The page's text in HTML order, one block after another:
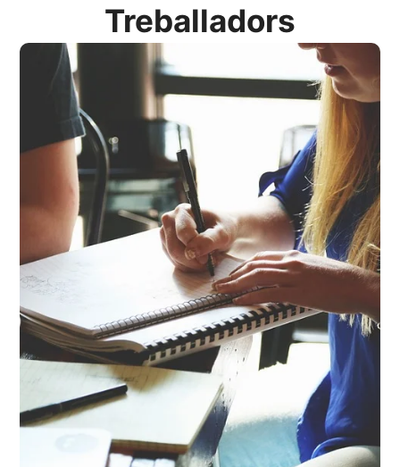
Treballadors
La millor assegurança de
vida per a empleats
Una assegurança de vida ajuda a protegir les
famílies que depenen del cap de família. Si vols
donar el millor als teus empleats, cònjuges i
fills, contracta l’assegurança de vida per a
treballadors d’Allianz:
-4 plans per triar i les millors cobertures a
cadascun.
-Una assegurança per a cada situació:
orfandat, deutes hipotecaris, préstecs, ajuda
als estudis, pensions o viduïtat.